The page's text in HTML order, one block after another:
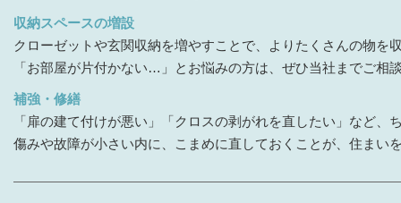
収納スペースの増設
クローゼットや玄関収納を増やすことで、よりたくさんの物を
「お部屋が片付かない…」とお悩みの方は、ぜひ当社までご相
補強・修繕
「扉の建て付けが悪い」「クロスの剥がれを直したい」など
傷みや故障が小さい内に、こまめに直しておくことが、住まい